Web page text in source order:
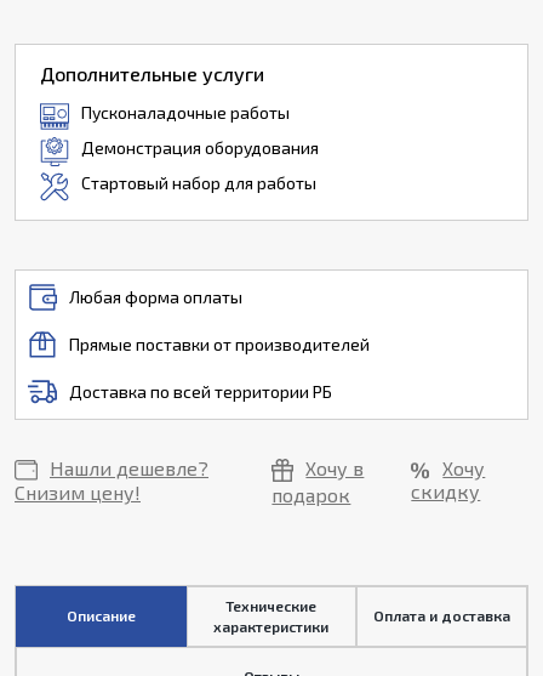
Дополнительные услуги
Пусконаладочные работы
Демонстрация оборудования
Стартовый набор для работы
Любая форма оплаты
Прямые поставки от производителей
Доставка по всей территории РБ
Нашли дешевле?
Снизим цену!
Хочу в
подарок
Хочу
скидку
Описание
Технические
характеристики
Оплата и доставка